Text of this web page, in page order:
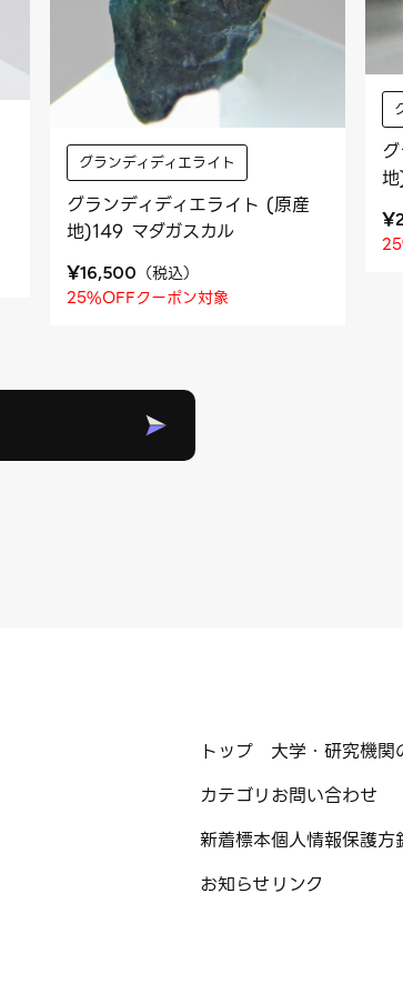
グランディディエライト
グランディディエライト (原産
地)149 マダガスカル
¥16,500 （税込）
25%OFFクーポン対象
¥
トップ
カテゴリ
新着標本
お知らせ
大学・研究機関
お問い合わせ
個人情報保護方
リンク